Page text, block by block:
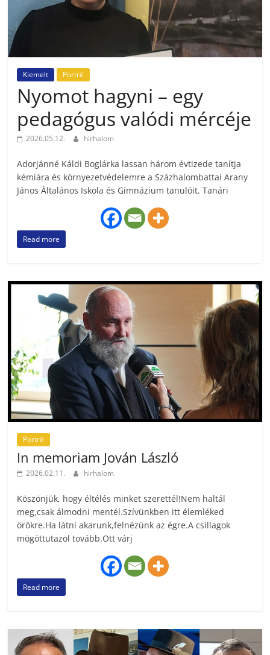
Kiemelt Portré
Nyomot hagyni – egy
pedagógus valódi mércéje
2026.05.12. hirhalom
Adorjánné Káldi Boglárka lassan három évtizede tanítja
kémiára és környezetvédelemre a Százhalombattai Arany
János Általános Iskola és Gimnázium tanulóit. Tanári
Read more
Portré
In memoriam Jován László
2026.02.11. hirhalom
Köszönjük, hogy éltélés minket szerettél!Nem haltál
meg,csak álmodni mentél.Szívünkben itt élemléked
örökre.Ha látni akarunk,felnézünk az égre.A csillagok
mögöttutazol tovább.Ott várj
Read more